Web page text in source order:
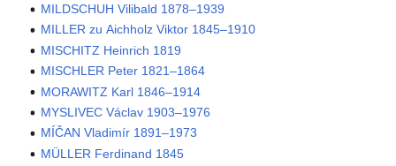
MILDSCHUH Vilibald 1878–1939
MILLER zu Aichholz Viktor 1845–1910
MISCHITZ Heinrich 1819
MISCHLER Peter 1821–1864
MORAWITZ Karl 1846–1914
MYSLIVEC Václav 1903–1976
MÍČAN Vladimír 1891–1973
MÜLLER Ferdinand 1845